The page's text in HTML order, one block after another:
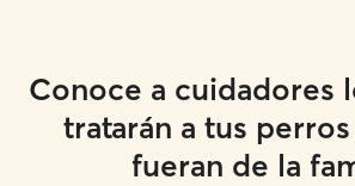
Conoce a cuidadores
tratarán a tus
fueran de la